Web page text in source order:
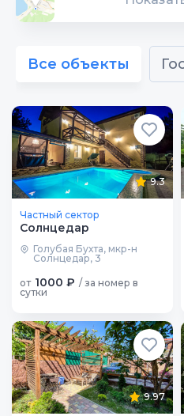
Все объекты
9.3
Частный сектор
Солнцедар
Голубая Бухта, мкр-н
Солнцедар, 3
от 1000 ₽ / за номер в
сутки
9.97